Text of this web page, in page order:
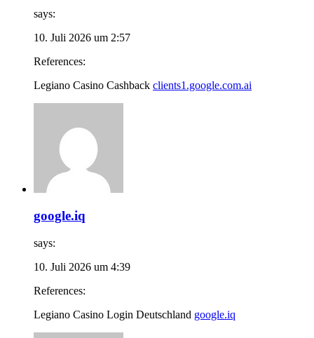
says:
10. Juli 2026 um 2:57
References:
Legiano Casino Cashback clients1.google.com.ai
google.iq
says:
10. Juli 2026 um 4:39
References:
Legiano Casino Login Deutschland google.iq